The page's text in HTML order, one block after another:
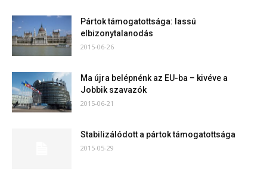
Pártok támogatottsága: lassú
elbizonytalanodás
2015-06-26
Ma újra belépnénk az EU-ba – kivéve a
Jobbik szavazók
2015-06-21
Stabilizálódott a pártok támogatottsága
2015-05-29